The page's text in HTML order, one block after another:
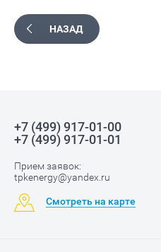
НАЗАД
+7 (499) 917-01-00
+7 (499) 917-01-01
Прием заявок:
tpkenergy@yandex.ru
Смотреть на карте